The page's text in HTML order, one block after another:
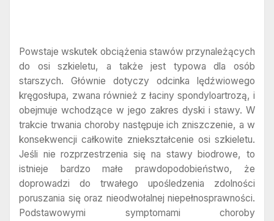
Powstaje wskutek obciążenia stawów przynależących
do osi szkieletu, a także jest typowa dla osób
starszych. Głównie dotyczy odcinka lędźwiowego
kręgosłupa, zwana również z łaciny spondyloartrozą, i
obejmuje wchodzące w jego zakres dyski i stawy. W
trakcie trwania choroby następuje ich zniszczenie, a w
konsekwencji całkowite zniekształcenie osi szkieletu.
Jeśli nie rozprzestrzenia się na stawy biodrowe, to
istnieje bardzo małe prawdopodobieństwo, że
doprowadzi do trwałego upośledzenia zdolności
poruszania się oraz nieodwołalnej niepełnosprawności.
Podstawowymi symptomami choroby